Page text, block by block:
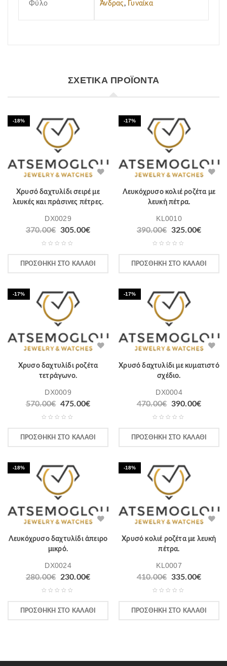
Φύλο Άνδρας, Γυναίκα
ΣΧΕΤΙΚΆ ΠΡΟΪΌΝΤΑ
-18%
Χρυσό δαχτυλίδι σειρέ με
λευκές και πράσινες πέτρες.
DX0029
370.00€ 305.00€
ΠΡΟΣΘΉΚΗ ΣΤΟ ΚΑΛΆΘΙ
-17%
Λευκόχρυσο κολιέ ροζέτα με
λευκή πέτρα.
KL0010
390.00€ 325.00€
ΠΡΟΣΘΉΚΗ ΣΤΟ ΚΑΛΆΘΙ
-17%
Χρυσο δαχτυλίδι ροζέτα
τετράγωνο.
DX0009
570.00€ 475.00€
ΠΡΟΣΘΉΚΗ ΣΤΟ ΚΑΛΆΘΙ
-17%
Χρυσό δαχτυλίδι με κυματιστό
σχέδιο.
DX0004
470.00€ 390.00€
ΠΡΟΣΘΉΚΗ ΣΤΟ ΚΑΛΆΘΙ
-18%
Λευκόχρυσο δαχτυλίδι άπειρο
μικρό.
DX0024
280.00€ 230.00€
ΠΡΟΣΘΉΚΗ ΣΤΟ ΚΑΛΆΘΙ
-18%
Χρυσό κολιέ ροζέτα με λευκή
πέτρα.
KL0007
410.00€ 335.00€
ΠΡΟΣΘΉΚΗ ΣΤΟ ΚΑΛΆΘΙ